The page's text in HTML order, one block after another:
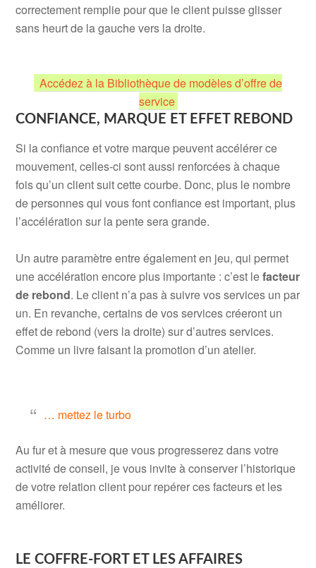
correctement remplie pour que le client puisse glisser
sans heurt de la gauche vers la droite.
Accédez à la Bibliothèque de modèles d’offre de
service
CONFIANCE, MARQUE ET EFFET REBOND
Si la confiance et votre marque peuvent accélérer ce
mouvement, celles-ci sont aussi renforcées à chaque
fois qu’un client suit cette courbe. Donc, plus le nombre
de personnes qui vous font confiance est important, plus
l’accélération sur la pente sera grande.
Un autre paramètre entre également en jeu, qui permet
une accélération encore plus importante : c’est lefacteur
de rebond. Le client n’a pas à suivre vos services un par
un. En revanche, certains de vos services créeront un
effet de rebond (vers la droite) sur d’autres services.
Comme un livre faisant la promotion d’un atelier.
… mettez le turbo
Au fur et à mesure que vous progresserez dans votre
activité de conseil, je vous invite à conserver l’historique
de votre relation client pour repérer ces facteurs et les
améliorer.
LE COFFRE-FORT ET LES AFFAIRES